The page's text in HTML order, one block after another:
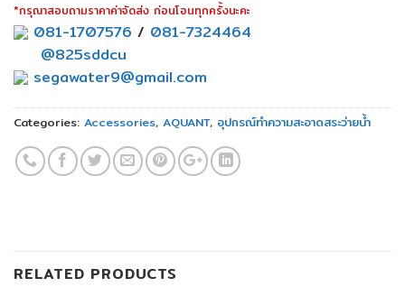
*กรุณาสอบถามราคาค่าจัดส่ง ก่อนโอนทุกครั้งนะคะ
081-1707576 / 081-7324464
@825sddcu
segawater9@gmail.com
Categories: Accessories, AQUANT, อุปกรณ์ทำความสะอาดสระว่ายน้ำ
RELATED PRODUCTS